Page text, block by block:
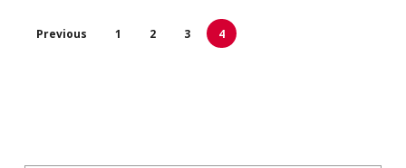
Previous 1 2 3 4